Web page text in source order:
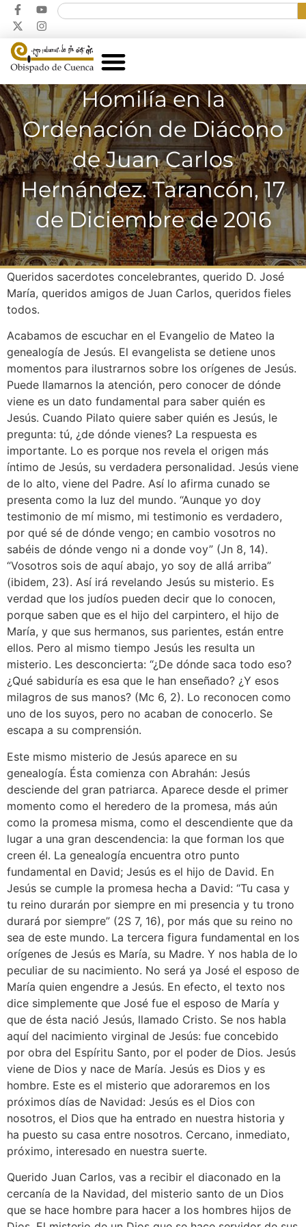
Homilía en la
Ordenación de Diácono
de Juan Carlos
Hernández. Tarancón, 17
de Diciembre de 2016
Queridos sacerdotes concelebrantes, querido D. José
María, queridos amigos de Juan Carlos, queridos fieles
todos.
Acabamos de escuchar en el Evangelio de Mateo la
genealogía de Jesús. El evangelista se detiene unos
momentos para ilustrarnos sobre los orígenes de Jesús.
Puede llamarnos la atención, pero conocer de dónde
viene es un dato fundamental para saber quién es
Jesús. Cuando Pilato quiere saber quién es Jesús, le
pregunta: tú, ¿de dónde vienes? La respuesta es
importante. Lo es porque nos revela el origen más
íntimo de Jesús, su verdadera personalidad. Jesús viene
de lo alto, viene del Padre. Así lo afirma cunado se
presenta como la luz del mundo. “Aunque yo doy
testimonio de mí mismo, mi testimonio es verdadero,
por qué sé de dónde vengo; en cambio vosotros no
sabéis de dónde vengo ni a donde voy” (Jn 8, 14).
“Vosotros sois de aquí abajo, yo soy de allá arriba”
(ibidem, 23). Así irá revelando Jesús su misterio. Es
verdad que los judíos pueden decir que lo conocen,
porque saben que es el hijo del carpintero, el hijo de
María, y que sus hermanos, sus parientes, están entre
ellos. Pero al mismo tiempo Jesús les resulta un
misterio. Les desconcierta: “¿De dónde saca todo eso?
¿Qué sabiduría es esa que le han enseñado? ¿Y esos
milagros de sus manos? (Mc 6, 2). Lo reconocen como
uno de los suyos, pero no acaban de conocerlo. Se
escapa a su comprensión.
Este mismo misterio de Jesús aparece en su
genealogía. Ésta comienza con Abrahán: Jesús
desciende del gran patriarca. Aparece desde el primer
momento como el heredero de la promesa, más aún
como la promesa misma, como el descendiente que da
lugar a una gran descendencia: la que forman los que
creen él. La genealogía encuentra otro punto
fundamental en David; Jesús es el hijo de David. En
Jesús se cumple la promesa hecha a David: “Tu casa y
tu reino durarán por siempre en mi presencia y tu trono
durará por siempre” (2S 7, 16), por más que su reino no
sea de este mundo. La tercera figura fundamental en los
orígenes de Jesús es María, su Madre. Y nos habla de lo
peculiar de su nacimiento. No será ya José el esposo de
María quien engendre a Jesús. En efecto, el texto nos
dice simplemente que José fue el esposo de María y
que de ésta nació Jesús, llamado Cristo. Se nos habla
aquí del nacimiento virginal de Jesús: fue concebido
por obra del Espíritu Santo, por el poder de Dios. Jesús
viene de Dios y nace de María. Jesús es Dios y es
hombre. Este es el misterio que adoraremos en los
próximos días de Navidad: Jesús es el Dios con
nosotros, el Dios que ha entrado en nuestra historia y
ha puesto su casa entre nosotros. Cercano, inmediato,
próximo, interesado en nuestra suerte.
Querido Juan Carlos, vas a recibir el diaconado en la
cercanía de la Navidad, del misterio santo de un Dios
que se hace hombre para hacer a los hombres hijos de